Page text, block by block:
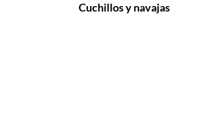
Cuchillos y navajas